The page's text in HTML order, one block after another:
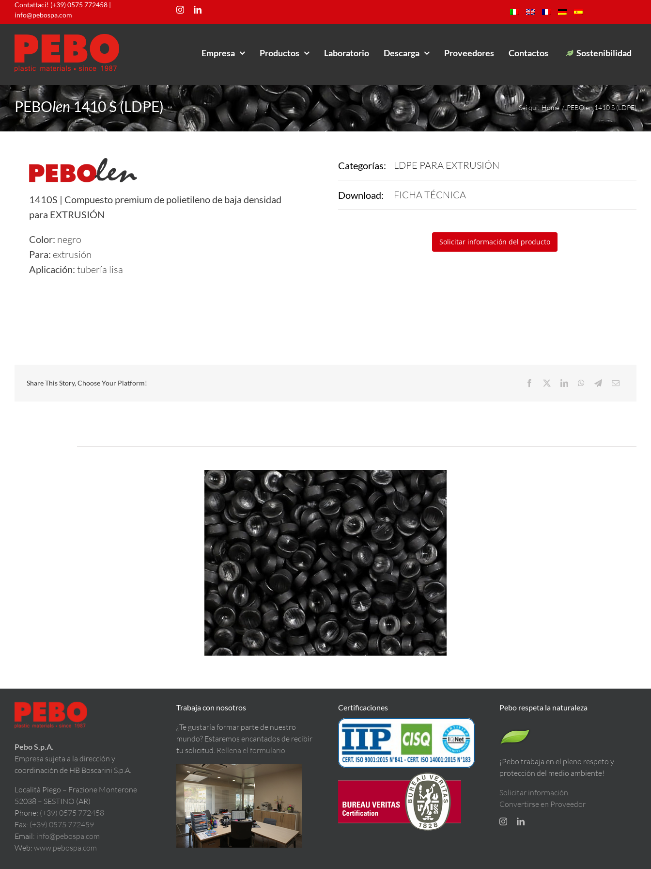
Skip
to
content
Contattaci! (+39) 0575 772458 |
info@pebospa.com
Empresa Productos Laboratorio Descarga Proveedores Contactos Sostenibilidad
PEBOlen1410 S (LDPE) Sei qui: Home PEBOlen 1410 S (LDPE)
1410S | Compuesto premium de polietileno de baja densidad
para EXTRUSIÓN
Color: negro
Para: extrusión
Aplicación: tubería lisa
Categorías: LDPE PARA EXTRUSIÓN
Download: FICHA TÉCNICA
Solicitar información del producto
Share This Story, Choose Your Platform!
PEBO len1410 (LDPE)
Pebo S.p.A.
Empresa sujeta a la dirección y
coordinación de HB Boscarini S.p.A.
Località Piego – Frazione Monterone
52038 – SESTINO (AR)
Phone: (+39) 0575 772458
Fax: (+39) 0575 772459
Email: info@pebospa.com
Web: www.pebospa.com
Trabaja con nosotros
¿Te gustaría formar parte de nuestro
mundo? Estaremos encantados de recibir
tu solicitud. Rellena el formulario
Certificaciones Pebo respeta la naturaleza
¡Pebo trabaja en el pleno respeto y
protección del medio ambiente!
Solicitar información
Convertirse en Proveedor